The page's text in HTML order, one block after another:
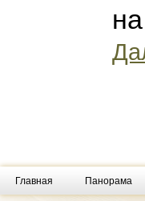
Главная Панорама